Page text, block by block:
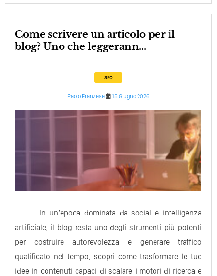
Come scrivere un articolo per il
blog? Uno che leggerann...
SEO
Paolo Franzese 15 Giugno 2026
In un’epoca dominata da social e intelligenza
artificiale, il blog resta uno degli strumenti più potenti
per costruire autorevolezza e generare traffico
qualificato nel tempo, scopri come trasformare le tue
idee in contenuti capaci di scalare i motori di ricerca e